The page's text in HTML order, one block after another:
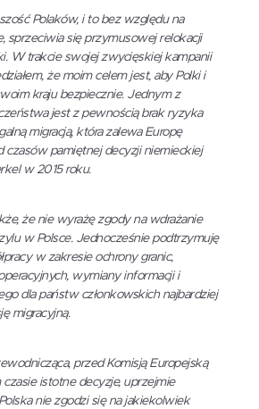
Polaków, i to bez względu na
sprzeciwia się przymusowej relokacji
W trakcie swojej zwycięskiej kampanii
że moim celem jest, aby Polki i
kraju bezpiecznie. Jednym z
jest z pewnością brak ryzyka
migracją, która zalewa Europę
czasów pamiętnej decyzji niemieckiej
w 2015 roku.
że nie wyrażę zgody na wdrażanie
w Polsce. Jednocześnie podtrzymuję
w zakresie ochrony granic,
wymiany informacji i
dla państw członkowskich najbardziej
migracyjną.
przed Komisją Europejską
istotne decyzje, uprzejmie
nie zgodzi się na jakiekolwiek